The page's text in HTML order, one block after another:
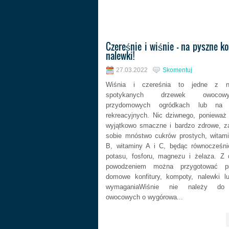
Czereśnie i wiśnie - na pyszne
nalewki!
27.03.2022 Skomentuj
Wiśnia i czereśnia to jedne z
spotykanych drzewek
przydomowych ogródkach lub na
rekreacyjnych. Nic dziwnego,
wyjątkowo smaczne i bardzo zdrowe,
sobie mnóstwo cukrów prostych,
B, witaminy A i C, będąc
potasu, fosforu, magnezu i żelaza. Z
powodzeniem można przygotować
domowe konfitury, kompoty, nalewki
wymaganiaWiśnie nie należy do
owocowych o wygórowa...